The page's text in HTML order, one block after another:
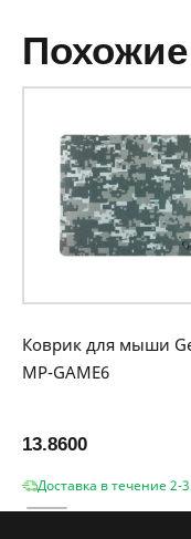
Коврик для мыши
MP-GAME6
13.8600
Доставка в течение 2-